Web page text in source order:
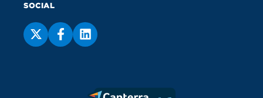
SOCIAL